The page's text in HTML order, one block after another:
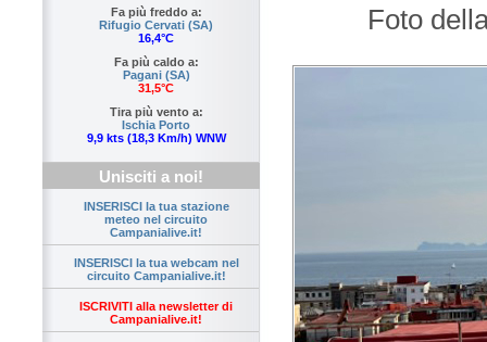
Fa più freddo a:
Rifugio Cervati (SA)
16,4°C
Fa più caldo a:
Pagani (SA)
31,5°C
Tira più vento a:
Ischia Porto
9,9 kts (18,3 Km/h) WNW
Unisciti a noi!
INSERISCI la tua stazione
meteo nel circuito
Campanialive.it!
INSERISCI la tua webcam nel
circuito Campanialive.it!
ISCRIVITI alla newsletter di
Campanialive.it!
Foto